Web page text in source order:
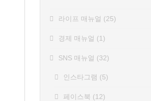
라이프 매뉴얼 (25)
경제 매뉴얼 (1)
SNS 매뉴얼 (32)
인스타그램 (5)
페이스북 (12)